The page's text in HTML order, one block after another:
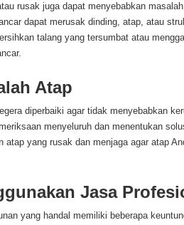
rusak juga dapat menyebabkan
dapat merusak dinding, atap, atau
talang yang tersumbat atau
Atap
diperbaiki agar tidak menyebabkan
menyeluruh dan menentukan
atap yang rusak dan menjaga agar atap
Jasa
yang handal memiliki beberapa